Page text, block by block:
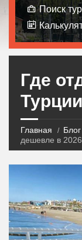
Поиск
Где
Главная Блог
дешевле в